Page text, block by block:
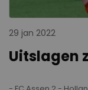
29 jan 2022
Uitslagen